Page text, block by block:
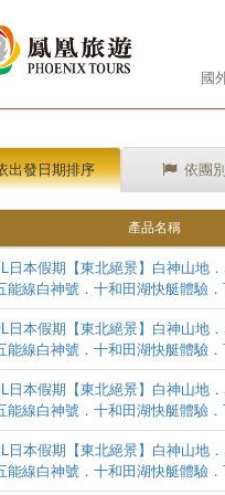
國
出發日期排序 依團
產品名稱
日本假期【東北絕景】白神山地
能線白神號．十和田湖快艇體驗
日本假期【東北絕景】白神山地
能線白神號．十和田湖快艇體驗
日本假期【東北絕景】白神山地
能線白神號．十和田湖快艇體驗
日本假期【東北絕景】白神山地
能線白神號．十和田湖快艇體驗